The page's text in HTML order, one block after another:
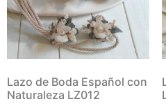
Lazo de Boda Español con
Naturaleza LZ012